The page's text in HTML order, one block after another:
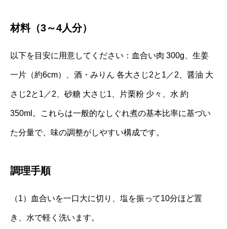
材料（3～4人分）
以下を目安に用意してください：血合い肉 300g、生姜
一片（約6cm）、酒・みりん 各大さじ2と1／2、醤油 大
さじ2と1／2、砂糖 大さじ1、片栗粉 少々、水 約
350ml。これらは一般的なしぐれ煮の基本比率に基づい
た分量で、味の調整がしやすい構成です。
調理手順
（1）血合いを一口大に切り、塩を振って10分ほど置
き、水で軽く洗います。